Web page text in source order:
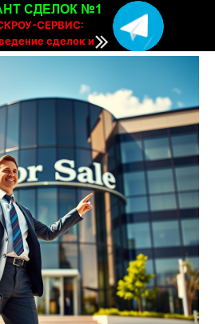
СЕРВИС:
сделок и
онлайн
СДЕЛОК №1